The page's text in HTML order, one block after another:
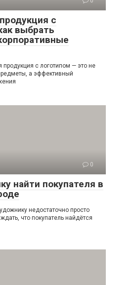
с
выбрать
продукция с логотипом — это не
а эффективный
0
найти покупателя в
недостаточно просто
что покупатель найдётся